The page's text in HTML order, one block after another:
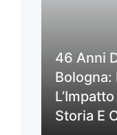
46 Anni
Bologna:
Storia E